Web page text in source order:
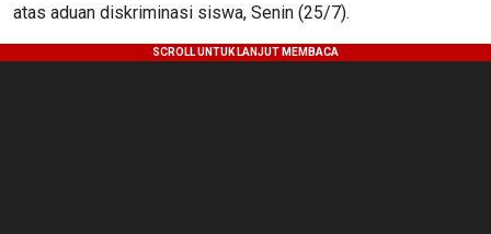
atas aduan diskriminasi siswa, Senin (25/7).